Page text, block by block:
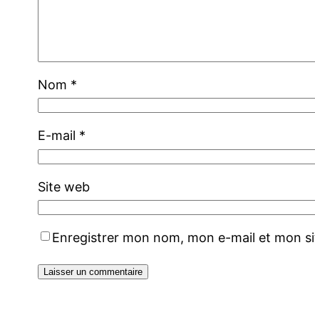
Nom *
E-mail *
Site web
Enregistrer mon nom, mon e-mail et mon